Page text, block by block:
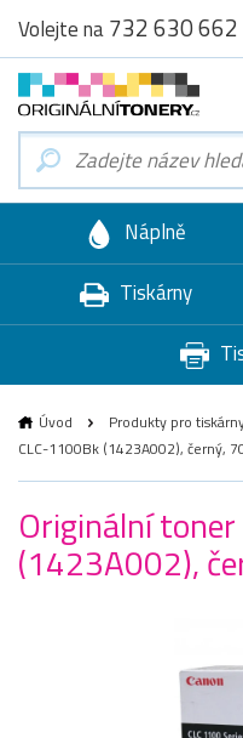
Volejte na732 630 662
Náplně
Tiskárny
Úvod Produkty pro
CLC-1100Bk (1423A002), černý,
Originální
(1423A002),